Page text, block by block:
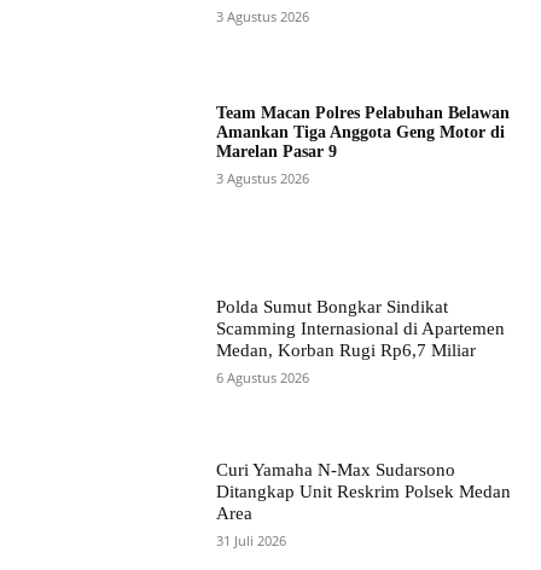
3 Agustus 2026
Team Macan Polres Pelabuhan Belawan
Amankan Tiga Anggota Geng Motor di
Marelan Pasar 9
3 Agustus 2026
Polda Sumut Bongkar Sindikat
Scamming Internasional di Apartemen
Medan, Korban Rugi Rp6,7 Miliar
6 Agustus 2026
Curi Yamaha N-Max Sudarsono
Ditangkap Unit Reskrim Polsek Medan
Area
31 Juli 2026